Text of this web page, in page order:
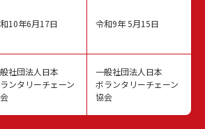
10年6月17日
社団法人日本
ンタリーチェーン
令和9年 5月15日
一般社団法人日本
ボランタリーチェーン
協会